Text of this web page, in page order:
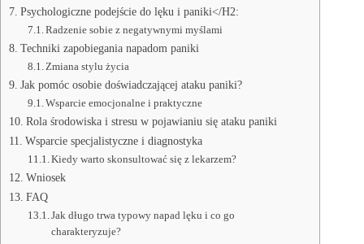
Psychologiczne podejście do lęku i paniki</H2:
Radzenie sobie z negatywnymi myślami
Techniki zapobiegania napadom paniki
Zmiana stylu życia
Jak pomóc osobie doświadczającej ataku paniki?
Wsparcie emocjonalne i praktyczne
Rola środowiska i stresu w pojawianiu się ataku paniki
Wsparcie specjalistyczne i diagnostyka
Kiedy warto skonsultować się z lekarzem?
Wniosek
FAQ
Jak długo trwa typowy napad lęku i co go
charakteryzuje?